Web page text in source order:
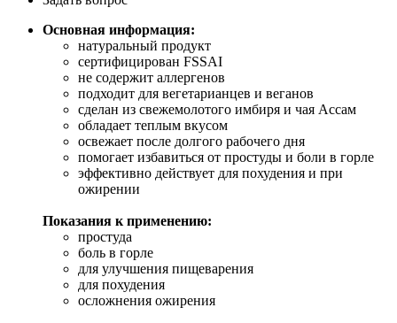
Основная информация:
натуральный продукт
сертифицирован FSSAI
не содержит аллергенов
подходит для вегетарианцев и веганов
сделан из свежемолотого имбиря и чая Ассам
обладает теплым вкусом
освежает после долгого рабочего дня
помогает избавиться от простуды и боли в горле
эффективно действует для похудения и при
ожирении
Показания к применению:
простуда
боль в горле
для улучшения пищеварения
для похудения
осложнения ожирения